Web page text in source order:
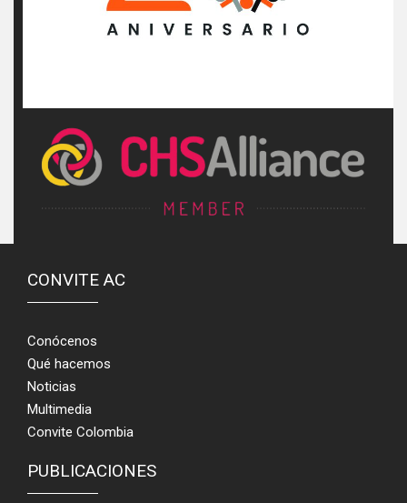
CONVITE AC
Conócenos
Qué hacemos
Noticias
Multimedia
Convite Colombia
PUBLICACIONES